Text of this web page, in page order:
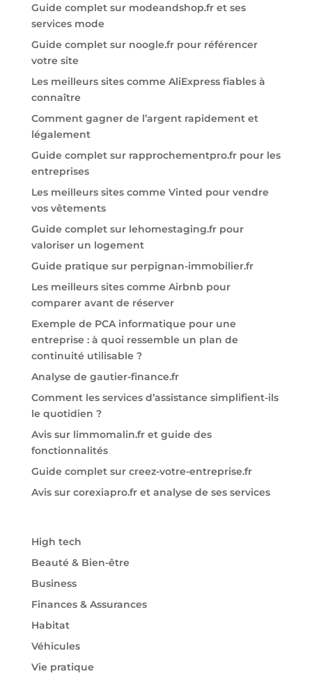
Guide complet sur modeandshop.fr et ses
services mode
Guide complet sur noogle.fr pour référencer
votre site
Les meilleurs sites comme AliExpress fiables à
connaître
Comment gagner de l’argent rapidement et
légalement
Guide complet sur rapprochementpro.fr pour les
entreprises
Les meilleurs sites comme Vinted pour vendre
vos vêtements
Guide complet sur lehomestaging.fr pour
valoriser un logement
Guide pratique sur perpignan-immobilier.fr
Les meilleurs sites comme Airbnb pour
comparer avant de réserver
Exemple de PCA informatique pour une
entreprise : à quoi ressemble un plan de
continuité utilisable ?
Analyse de gautier-finance.fr
Comment les services d’assistance simplifient-ils
le quotidien ?
Avis sur limmomalin.fr et guide des
fonctionnalités
Guide complet sur creez-votre-entreprise.fr
Avis sur corexiapro.fr et analyse de ses services
High tech
Beauté & Bien-être
Business
Finances & Assurances
Habitat
Véhicules
Vie pratique